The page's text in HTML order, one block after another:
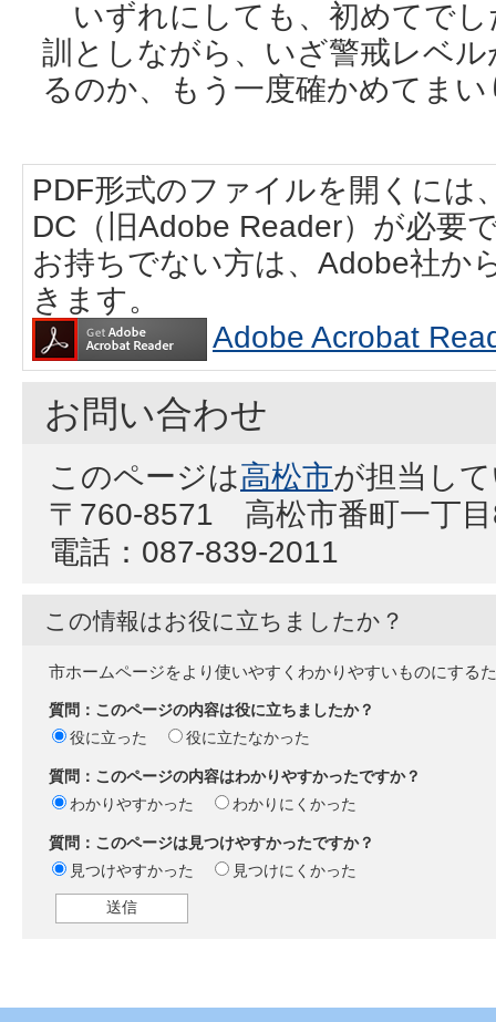
いずれにしても、初めてでし
訓としながら、いざ警戒レベ
るのか、もう一度確かめてま
PDF形式のファイルを開くには
DC（旧Adobe Reader）が必要
お持ちでない方は、Adobe社か
きます。
Adobe Acrobat
お問い合わせ
このページは高松市が担当し
〒760-8571 高松市番町一丁
電話：087-839-2011
この情報はお役に立ちましたか？
市ホームページをより使いやすくわかりやすいものにする
質問：このページの内容は役に立ちましたか？
役に立った
役に立たなかった
質問：このページの内容はわかりやすかったですか？
わかりやすかった
わかりにくかった
質問：このページは見つけやすかったですか？
見つけやすかった
見つけにくかった